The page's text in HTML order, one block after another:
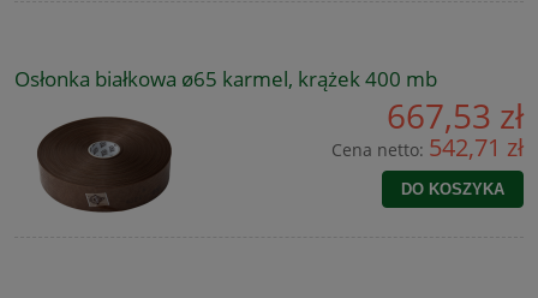
Osłonka białkowa ø65 karmel, krążek 400 mb
667,53 zł
Cena netto: 542,71 zł
DO KOSZYKA